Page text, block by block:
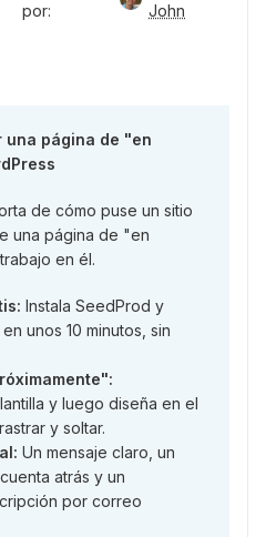
por:
John
una página de "en
de cómo puse un sitio
una página de "en
en él.
Instala SeedProd y
unos 10 minutos, sin
y luego diseña en el
y soltar.
Un mensaje claro, un
atrás y un
por correo